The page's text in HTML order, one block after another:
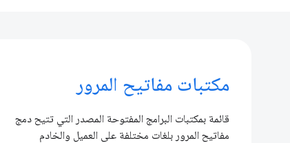
مكتبات مفاتيح المرور
قائمة بمكتبات البرامج المفتوحة المصدر التي تتيح دمج
مفاتيح المرور بلغات مختلفة على العميل والخادم